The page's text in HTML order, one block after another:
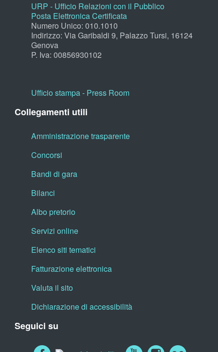
URP - Ufficio Relazioni con il Pubblico
Posta Elettronica Certificata
Numero Unico: 010.1010
Indirizzo: Via Garibaldi 9, Palazzo Tursi, 16124
Genova
P. Iva: 00856930102
Ufficio stampa - Press Room
Collegamenti utili
Amministrazione trasparente
Concorsi
Bandi di gara
Bilanci
Albo pretorio
Servizi online
Elenco siti tematici
Fatturazione elettronica
Valuta il sito
Dichiarazione di accessibilità
Seguici su